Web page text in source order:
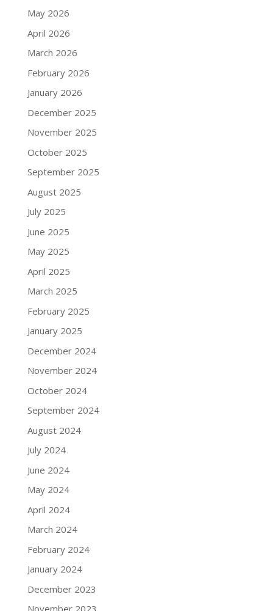
May 2026
April 2026
March 2026
February 2026
January 2026
December 2025
November 2025
October 2025
September 2025
August 2025
July 2025
June 2025
May 2025
April 2025
March 2025
February 2025
January 2025
December 2024
November 2024
October 2024
September 2024
August 2024
July 2024
June 2024
May 2024
April 2024
March 2024
February 2024
January 2024
December 2023